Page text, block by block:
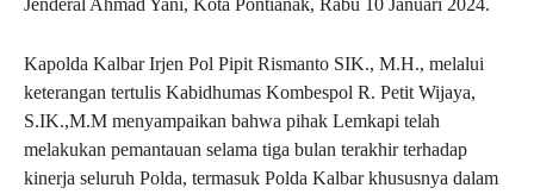
Kapolda Kalbar Irjen Pol Pipit Rismanto SIK., M.H., melalui
keterangan tertulis Kabidhumas Kombespol R. Petit Wijaya,
S.IK.,M.M menyampaikan bahwa pihak Lemkapi telah
melakukan pemantauan selama tiga bulan terakhir terhadap
kinerja seluruh Polda, termasuk Polda Kalbar khususnya dalam